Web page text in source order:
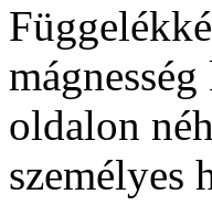
oldalon
személyes